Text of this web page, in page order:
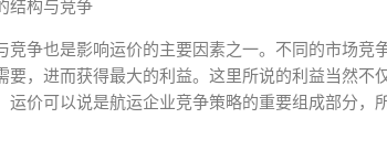
结构与竞争
竞争也是影响运价的主要因素之一。不同的市场竞
要，进而获得最大的利益。这里所说的利益当然不
运价可以说是航运企业竞争策略的重要组成部分，